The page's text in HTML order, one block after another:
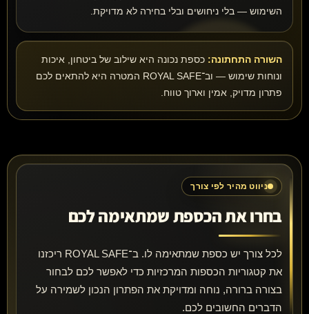
השימוש — בלי ניחושים ובלי בחירה לא מדויקת.
השורה התחתונה: כספת נכונה היא שילוב של ביטחון, איכות
ונוחות שימוש — וב־ROYAL SAFE המטרה היא להתאים לכם
פתרון מדויק, אמין וארוך טווח.
ניווט מהיר לפי צורך
בחרו את הכספת שמתאימה לכם
לכל צורך יש כספת שמתאימה לו. ב־ROYAL SAFE ריכזנו
את קטגוריות הכספות המרכזיות כדי לאפשר לכם לבחור
בצורה ברורה, נוחה ומדויקת את הפתרון הנכון לשמירה על
הדברים החשובים לכם.